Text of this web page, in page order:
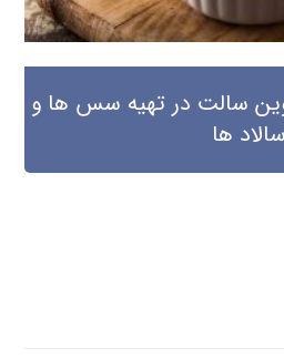
سالت در تهیه سس ها و
سالاد ها